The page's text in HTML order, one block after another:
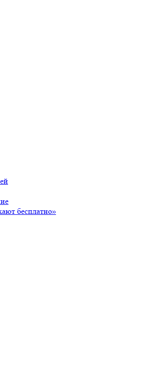
бесплатно»